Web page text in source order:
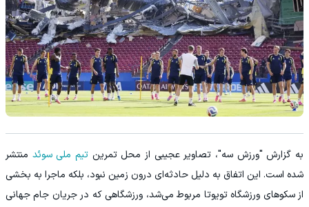
به گزارش "ورزش سه"، تصاویر عجیبی از محل تمرین تیم ملی سوئد منتشر
شده است. این اتفاق به دلیل حادثه‌ای درون زمین نبود، بلکه ماجرا به بخشی
از سکوهای ورزشگاه تویوتا مربوط می‌شد، ورزشگاهی که در جریان جام جهانی